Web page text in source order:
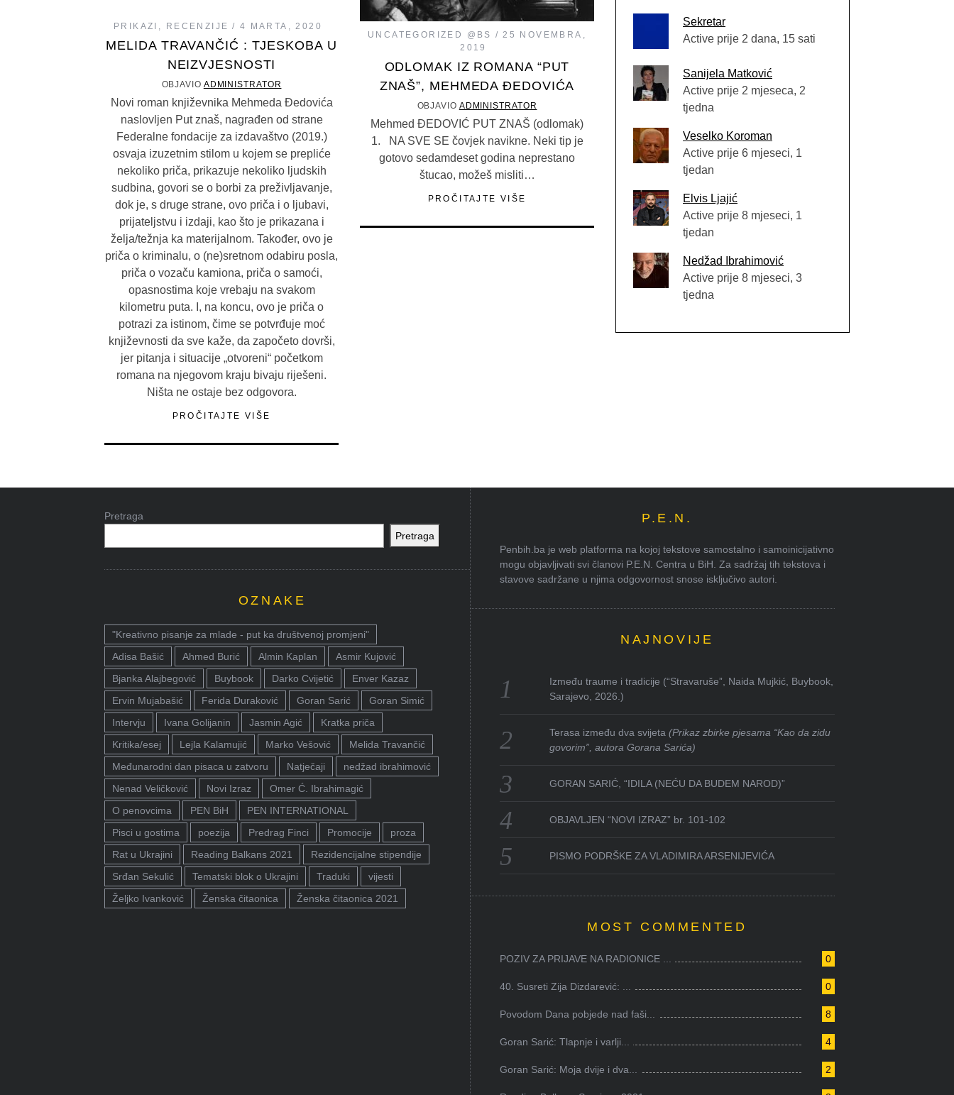
PRIKAZI , RECENZIJE 4 MARTA, 2020
MELIDA TRAVANČIĆ : TJESKOBA U
NEIZVJESNOSTI
OBJAVIO ADMINISTRATOR
Novi roman književnika Mehmeda Đedovića
naslovljen Put znaš, nagrađen od strane
Federalne fondacije za izdavaštvo (2019.)
osvaja izuzetnim stilom u kojem se prepliće
nekoliko priča, prikazuje nekoliko ljudskih
sudbina, govori se o borbi za preživljavanje,
dok je, s druge strane, ovo priča i o ljubavi,
prijateljstvu i izdaji, kao što je prikazana i
želja/težnja ka materijalnom. Također, ovo je
priča o kriminalu, o (ne)sretnom odabiru posla,
priča o vozaču kamiona, priča o samoći,
opasnostima koje vrebaju na svakom
kilometru puta. I, na koncu, ovo je priča o
potrazi za istinom, čime se potvrđuje moć
književnosti da sve kaže, da započeto dovrši,
jer pitanja i situacije „otvoreni“ početkom
romana na njegovom kraju bivaju riješeni.
Ništa ne ostaje bez odgovora.
PROČITAJTE VIŠE
UNCATEGORIZED @BS
25 NOVEMBRA,
2019
ODLOMAK IZ ROMANA “PUT
ZNAŠ”, MEHMEDA ĐEDOVIĆA
OBJAVIO ADMINISTRATOR
Mehmed ĐEDOVIĆ PUT ZNAŠ (odlomak)
1. NA SVE SE čovjek navikne. Neki tip je
gotovo sedamdeset godina neprestano
štucao, možeš misliti…
PROČITAJTE VIŠE
Sekretar
Active prije 2 dana, 15 sati
Sanijela Matković
Active prije 2 mjeseca, 2
tjedna
Veselko Koroman
Active prije 6 mjeseci, 1
tjedan
Elvis Ljajić
Active prije 8 mjeseci, 1
tjedan
Nedžad Ibrahimović
Active prije 8 mjeseci, 3
tjedna
Pretraga
Pretraga
OZNAKE
"Kreativno pisanje za mlade - put ka društvenoj promjeni"
Adisa Bašić
Ahmed Burić Almin Kaplan
Asmir Kujović
Bjanka Alajbegović
Buybook Darko Cvijetić
Enver Kazaz
Ervin Mujabašić
Ferida Duraković Goran Sarić
Goran Simić
Intervju
Ivana Golijanin Jasmin Agić
Kratka priča
Kritika/esej
Lejla Kalamujić Marko Vešović
Melida Travančić
Međunarodni dan pisaca u zatvoru
Natječaji
nedžad ibrahimović
Nenad Veličković
Novi Izraz
Omer Ć. Ibrahimagić
O penovcima
PEN BiH
PEN INTERNATIONAL
Pisci u gostima
poezija Predrag Finci Promocije
proza
Rat u Ukrajini
Reading Balkans 2021
Rezidencijalne stipendije
Srđan Sekulić
Tematski blok o Ukrajini Traduki
vijesti
Željko Ivanković
Ženska čitaonica Ženska čitaonica 2021
P.E.N.
Penbih.ba je web platforma na kojoj tekstove samostalno i samoinicijativno
mogu objavljivati svi članovi P.E.N. Centra u BiH. Za sadržaj tih tekstova i
stavove sadržane u njima odgovornost snose isključivo autori.
NAJNOVIJE
Između traume i tradicije (“Stravaruše”, Naida Mujkić, Buybook,
Sarajevo, 2026.)
Terasa između dva svijeta(Prikaz zbirke pjesama “Kao da zidu
govorim”, autora Gorana Sarića)
GORAN SARIĆ, “IDILA (NEĆU DA BUDEM NAROD)”
OBJAVLJEN “NOVI IZRAZ” br. 101-102
PISMO PODRŠKE ZA VLADIMIRA ARSENIJEVIĆA
MOST COMMENTED
0
POZIV ZA PRIJAVE NA RADIONICE ...
0
40. Susreti Zija Dizdarević: ...
8
Povodom Dana pobjede nad faši...
4
Goran Sarić: Tlapnje i varlji...
2
Goran Sarić: Moja dvije i dva...